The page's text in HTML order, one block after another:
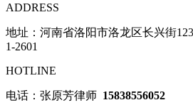
ADDRESS
地址：河南省洛阳市洛龙区长兴街
1-2601
HOTLINE
电话：张原芳律师 15838556052